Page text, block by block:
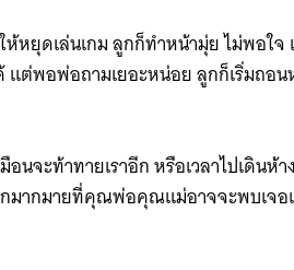
หยุดเล่นเกม ลูกก็ทำหน้ามุ่ย ไม่พอใจ
แต่พอพ่อถามเยอะหน่อย ลูกก็เริ่มถอน
จะท้าทายเราอีก หรือเวลาไปเดินห้า
กมากมายที่คุณพ่อคุณแม่อาจจะพบเจอ